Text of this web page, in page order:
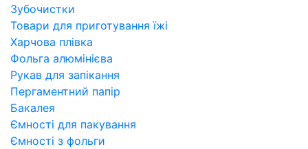
Зубочистки
Товари для приготування їжі
Харчова плівка
Фольга алюмінієва
Рукав для запікання
Пергаментний папір
Бакалея
Ємності для пакування
Ємності з фольги